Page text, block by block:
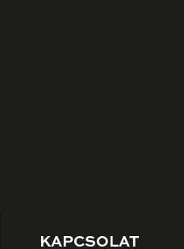
KAPCSOLAT